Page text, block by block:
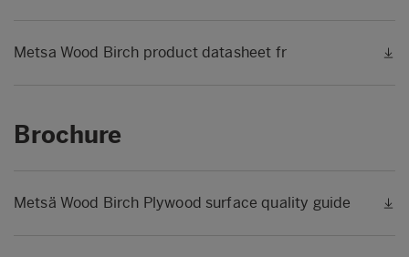
Metsa Wood Birch product datasheet fr
Brochure
Metsä Wood Birch Plywood surface quality guide